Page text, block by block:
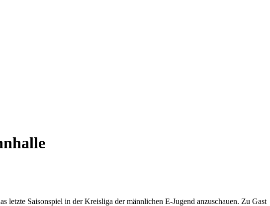
letzte Saisonspiel in der Kreisliga der männlichen E-Jugend anzuschauen. Zu Gast